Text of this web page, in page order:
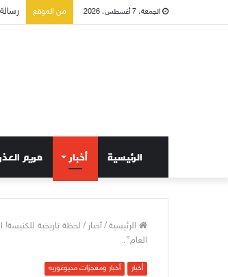
الجمعة، 7 أغسطس، 2026 من الموقع تسع
الرئيسية أخبار مريم
الرئيسية/أخبار / لحظة تاريخية
العام”.
أخبار أخبار ومعجزات مديوغوريه